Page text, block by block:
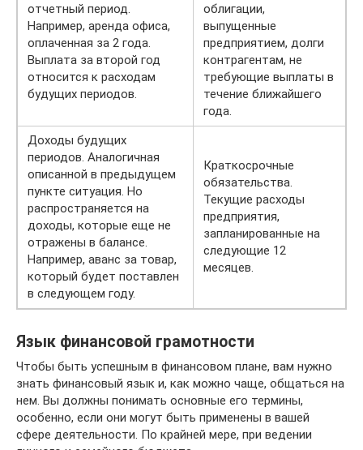
отчетный период.
Например, аренда офиса,
оплаченная за 2 года.
Выплата за второй год
относится к расходам
будущих периодов.
облигации,
выпущенные
предприятием, долги
контрагентам, не
требующие выплаты в
течение ближайшего
года.
Доходы будущих
периодов. Аналогичная
описанной в предыдущем
пункте ситуация. Но
распространяется на
доходы, которые еще не
отражены в балансе.
Например, аванс за товар,
который будет поставлен
в следующем году.
Краткосрочные
обязательства.
Текущие расходы
предприятия,
запланированные на
следующие 12
месяцев.
Язык финансовой грамотности
Чтобы быть успешным в финансовом плане, вам нужно
знать финансовый язык и, как можно чаще, общаться на
нем. Вы должны понимать основные его термины,
особенно, если они могут быть применены в вашей
сфере деятельности. По крайней мере, при ведении